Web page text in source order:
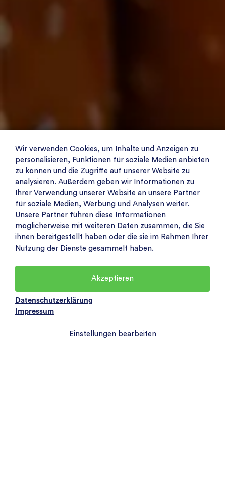
Wir verwenden Cookies, um Inhalte und Anzeigen zu
personalisieren, Funktionen für soziale Medien anbieten
zu können und die Zugriffe auf unserer Website zu
analysieren. Außerdem geben wir Informationen zu
Ihrer Verwendung unserer Website an unsere Partner
für soziale Medien, Werbung und Analysen weiter.
Unsere Partner führen diese Informationen
möglicherweise mit weiteren Daten zusammen, die Sie
ihnen bereitgestellt haben oder die sie im Rahmen Ihrer
Nutzung der Dienste gesammelt haben.
Akzeptieren
Datenschutzerklärung
Impressum
Einstellungen bearbeiten